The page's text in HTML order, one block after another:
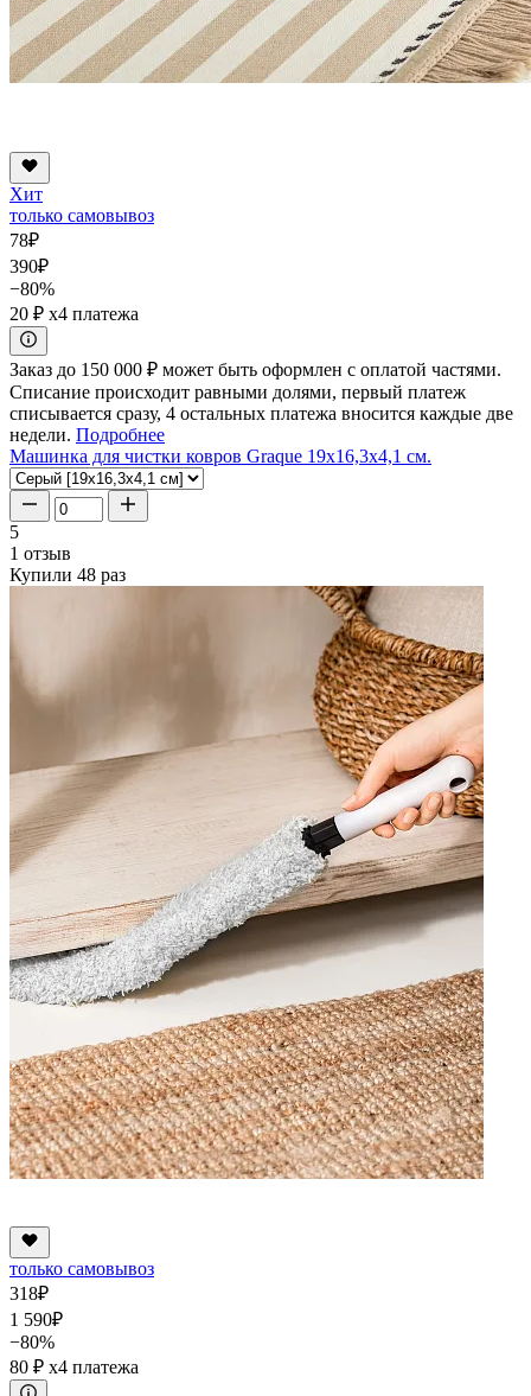
Хит
только самовывоз
78₽
390₽
−80%
20 ₽ x4 платежа
Заказ до 150 000 ₽ может быть оформлен с оплатой частями.
Списание происходит равными долями, первый платеж
списывается сразу, 4 остальных платежа вносится каждые две
недели. Подробнее
Машинка для чистки ковров Graque 19x16,3x4,1 см.
5
1 отзыв
Купили 48 раз
только самовывоз
318₽
1 590₽
−80%
80 ₽ x4 платежа